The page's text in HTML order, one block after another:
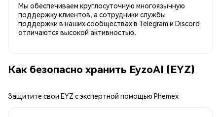
Мы обеспечиваем круглосуточную многоязычную
поддержку клиентов, а сотрудники службы
поддержки в наших сообществах в Telegram и Discord
отличаются высокой активностью.
Как безопасно хранить EyzoAI (EYZ)
Защитите свои EYZ с экспертной помощью Phemex